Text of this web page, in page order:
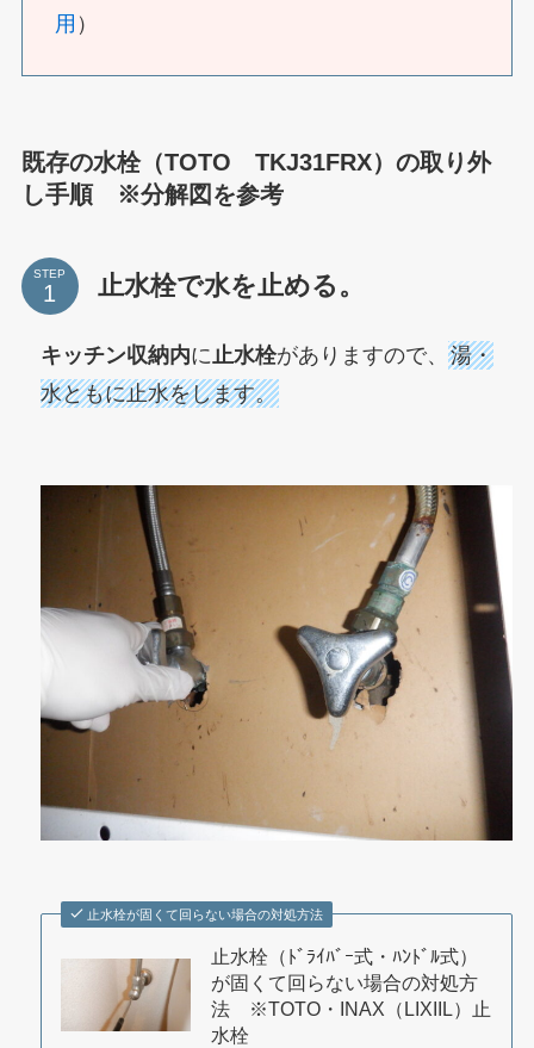
用 ）
既存の水栓（TOTO TKJ31FRX）の取り外
し手順 ※分解図を参考
STEP 止水栓で水を止める。
キッチン収納内に止水栓がありますので、 湯・
水ともに止水をします。
止水栓が固くて回らない場合の対処方法
止水栓（ﾄﾞﾗｲﾊﾞｰ式・ﾊﾝﾄﾞﾙ式）
が固くて回らない場合の対処方
法 ※TOTO・INAX（LIXIIL）止
水栓